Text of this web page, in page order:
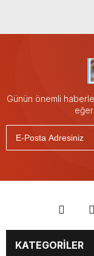
Günün önemli
KATEGORİLER